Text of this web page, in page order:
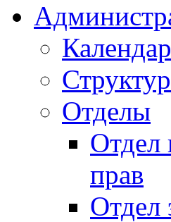
Отделы
Отдел
прав
Отдел